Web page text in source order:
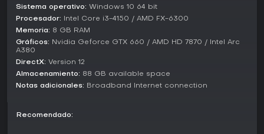
Delta Force: Hawk Ops ofrece modos variados para
distintos estilos de juego. Warfare soporta hasta 64
jugadores en batallas masivas por terrenos diversos, con
vehículos como tanques y helicópteros para tácticas de
combined arms. Las misiones de extracción centran en
raids de alto riesgo donde los equipos saquean y huyen,
mezclando PvE y PvP.
variados. Estos modos permiten optar por guerra a gran
Sistema operativo: Windows 10 64 bit
Procesador: Intel Core i3-4150 / AMD FX-6300
Memoria: 8 GB RAM
Gráficos: Nvidia Geforce GTX 660 / AMD HD 7870 / Intel Arc
A380
DirectX: Version 12
Almacenamiento: 88 GB available space
Notas adicionales: Broadband Internet connection
Recomendado: